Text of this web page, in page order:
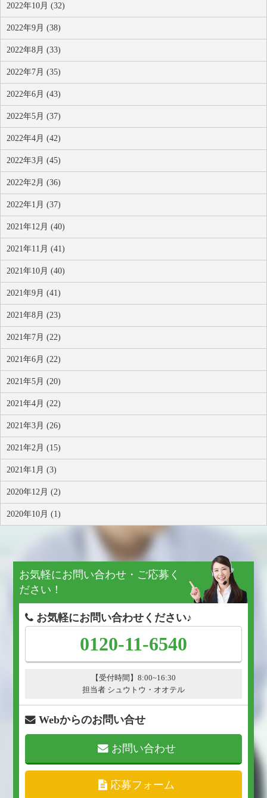
2022年10月 (32)
2022年9月 (38)
2022年8月 (33)
2022年7月 (35)
2022年6月 (43)
2022年5月 (37)
2022年4月 (42)
2022年3月 (45)
2022年2月 (36)
2022年1月 (37)
2021年12月 (40)
2021年11月 (41)
2021年10月 (40)
2021年9月 (41)
2021年8月 (23)
2021年7月 (22)
2021年6月 (22)
2021年5月 (20)
2021年4月 (22)
2021年3月 (26)
2021年2月 (15)
2021年1月 (3)
2020年12月 (2)
2020年10月 (1)
お気軽にお問い合わせ・ご応募く
ださい！
お気軽にお問い合わせください♪
0120-11-6540
【受付時間】8:00~16:30
担当者 シュウトウ・オオテル
Webからのお問い合せ
お問い合わせ
応募フォーム